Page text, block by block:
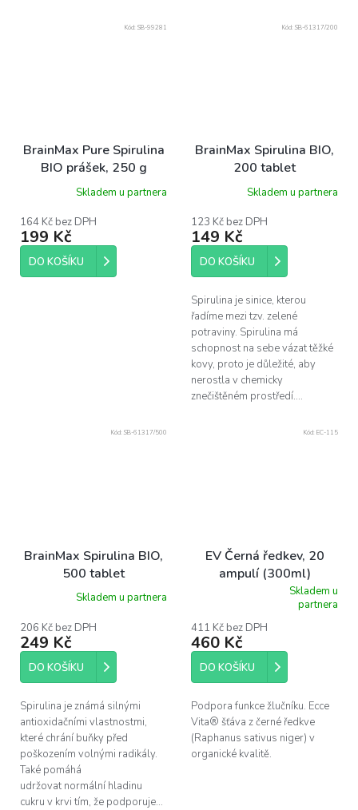
BrainMax Pure Spirulina
BIO prášek, 250 g
Skladem u partnera
164 Kč bez DPH
199 Kč
DO KOŠÍKU
Kód: SB-99281
BrainMax Spirulina BIO,
200 tablet
Skladem u partnera
123 Kč bez DPH
149 Kč
DO KOŠÍKU
Spirulina je sinice, kterou
řadíme mezi tzv. zelené
potraviny. Spirulina má
schopnost na sebe vázat těžké
kovy, proto je důležité, aby
nerostla v chemicky
znečištěném prostředí....
Kód: SB-61317/200
BrainMax Spirulina BIO,
500 tablet
Skladem u partnera
206 Kč bez DPH
249 Kč
DO KOŠÍKU
Spirulina je známá silnými
antioxidačními vlastnostmi,
které chrání buňky před
poškozením volnými radikály.
Také pomáhá
udržovat normální hladinu
cukru v krvi tím, že podporuje...
Kód: SB-61317/500
EV Černá ředkev, 20
ampulí (300ml)
produktu
je
5,0
5
Skladem u
partnera
411 Kč bez DPH
460 Kč
DO KOŠÍKU
Podpora funkce žlučníku. Ecce
Vita® šťáva z černé ředkve
(Raphanus sativus niger) v
organické kvalitě.
Kód: EC-115